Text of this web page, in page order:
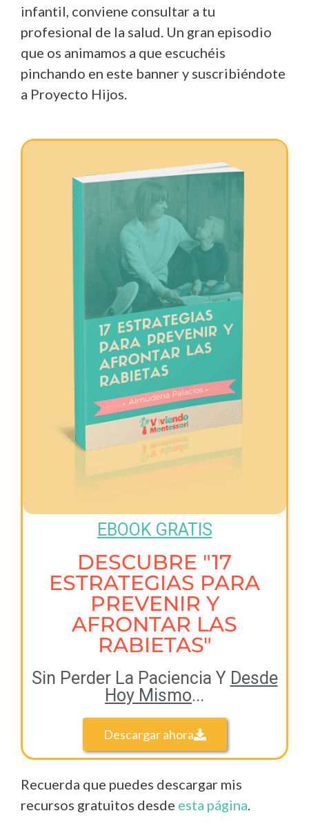
infantil, conviene consultar a tu
profesional de la salud. Un gran episodio
que os animamos a que escuchéis
pinchando en este banner y suscribiéndote
a Proyecto Hijos.
EBOOK GRATIS
DESCUBRE "17
ESTRATEGIAS PARA
PREVENIR Y
AFRONTAR LAS
RABIETAS"
Sin Perder La Paciencia Y Desde
Hoy Mismo...
Descargar ahora
Recuerda que puedes descargar mis
recursos gratuitos desde esta página.